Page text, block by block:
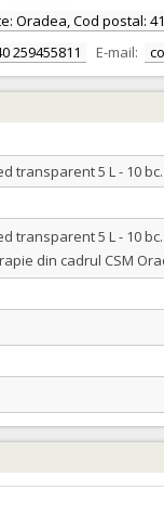
Oradea, Cod postal:
259455811 E-mail:
transparent 5 L - 10 bc.
transparent 5 L - 10
din cadrul CSM